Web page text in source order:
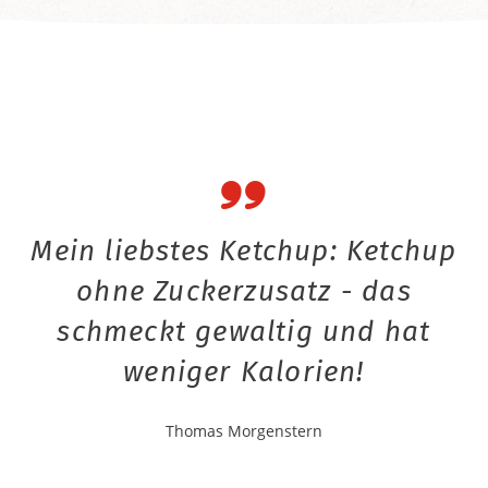
Mein liebstes Ketchup: Ketchup
ohne Zuckerzusatz - das
schmeckt gewaltig und hat
weniger Kalorien!
Thomas Morgenstern